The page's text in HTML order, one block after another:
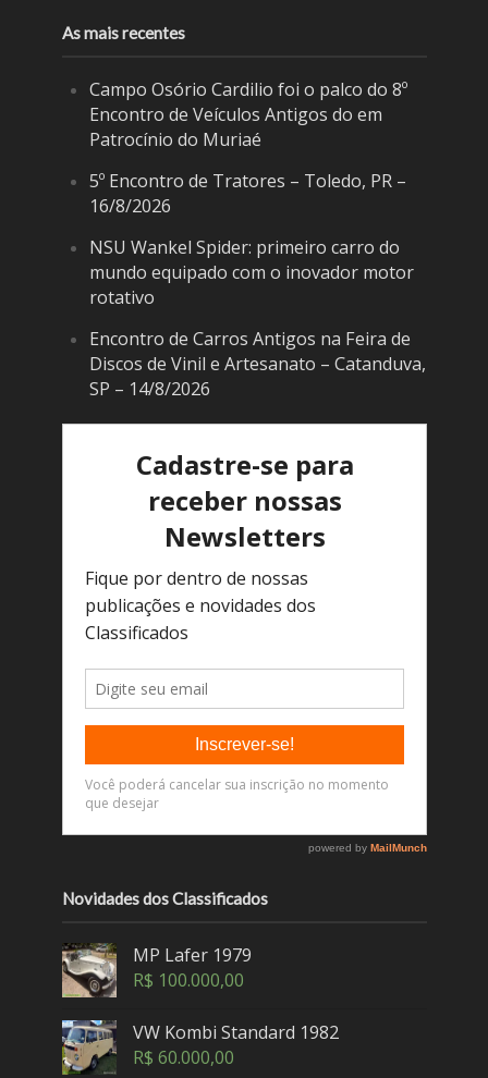
As mais recentes
Campo Osório Cardilio foi o palco do 8º
Encontro de Veículos Antigos do em
Patrocínio do Muriaé
5º Encontro de Tratores – Toledo, PR –
16/8/2026
NSU Wankel Spider: primeiro carro do
mundo equipado com o inovador motor
rotativo
Encontro de Carros Antigos na Feira de
Discos de Vinil e Artesanato – Catanduva,
SP – 14/8/2026
Novidades dos Classificados
MP Lafer 1979
R$ 100.000,00
VW Kombi Standard 1982
R$ 60.000,00